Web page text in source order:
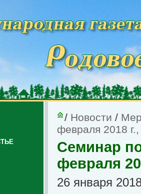
/ Новости /
февраля 2018
Семинар
февраля
26 января